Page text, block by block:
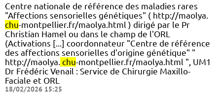
Centre nationale de référence des maladies rares
"Affections sensorielles génétiques" ( http://maolya.
chu-montpellier.fr/maolya.html ) dirigé par le Pr
Christian Hamel ou dans le champ de l'ORL
(Activations [...] coordonnateur "Centre de référence
des affections sensorielles d'origine génétique" "
http://maolya. chu-montpellier.fr/maolya.html ", UM1
Dr Frédéric Venail : Service de Chirurgie Maxillo-
Faciale et ORL
18/02/2026 15:25